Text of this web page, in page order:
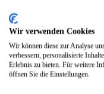
Terrassendielen
Wir verwenden Cookies
Wir können diese zur Analyse
verbessern, personalisierte
Erlebnis zu bieten. Für weitere
öffnen Sie die Einstellungen.